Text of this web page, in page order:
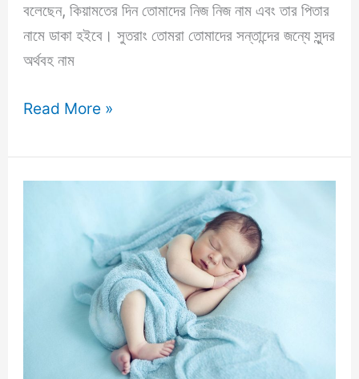
বলেছেন, কিয়ামতের দিন তোমাদের নিজ নিজ নাম এবং তার পিতার
নামে ডাকা হইবে। সুতরাং তোমরা তোমাদের সন্তান্দের জন্যে সুন্দর
অর্থবহ নাম
তানভীর
অর্থ
কি?
Read More »